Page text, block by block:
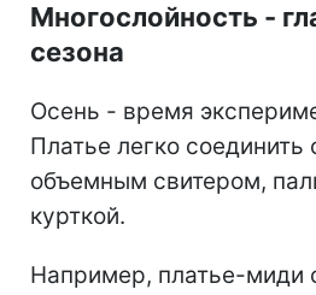
Многослойность -
сезона
Осень - время
Платье легко соединить
объемным свитером,
курткой.
Например, платье-миди